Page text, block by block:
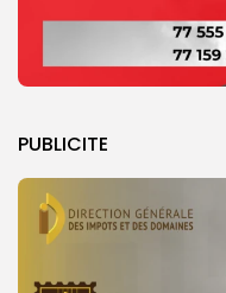
PUBLICITE